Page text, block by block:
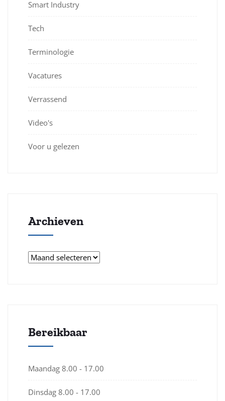
Smart Industry
Tech
Terminologie
Vacatures
Verrassend
Video's
Voor u gelezen
Archieven
Archieven
Bereikbaar
Maandag 8.00 - 17.00
Dinsdag 8.00 - 17.00